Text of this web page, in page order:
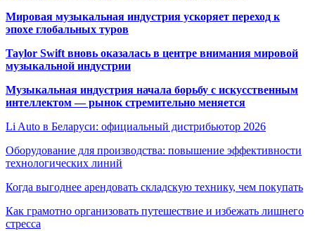
Мировая музыкальная индустрия ускоряет переход к
эпохе глобальных туров
Taylor Swift вновь оказалась в центре внимания мировой
музыкальной индустрии
Музыкальная индустрия начала борьбу с искусственным
интеллектом — рынок стремительно меняется
Li Auto в Беларуси: официальный дистрибьютор 2026
Оборудование для производства: повышение эффективности
технологических линий
Когда выгоднее арендовать складскую технику, чем покупать
Как грамотно организовать путешествие и избежать лишнего
стресса